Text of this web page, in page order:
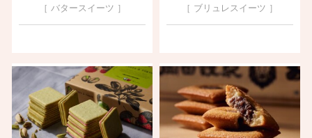
［ バタースイーツ ］
［ ブリュレスイーツ ］